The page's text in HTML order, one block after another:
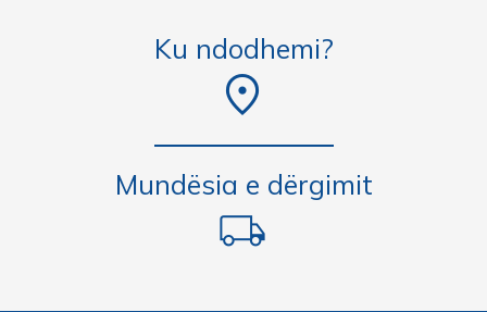
Ku ndodhemi?
Mundësia e dërgimit